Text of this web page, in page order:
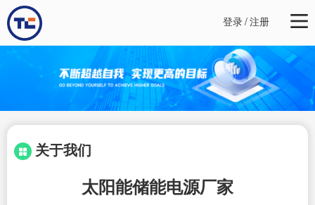
登录/注册
关于我们
太阳能储能电源厂家